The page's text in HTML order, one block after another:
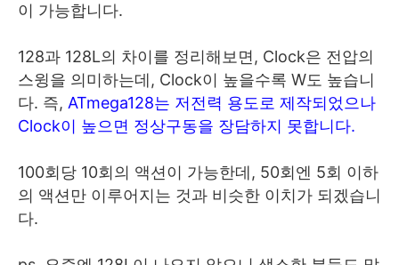
이 가능합니다.
128과 128L의 차이를 정리해보면, Clock은 전압의
스윙을 의미하는데, Clock이 높을수록 W도 높습니
다. 즉, ATmega128는 저전력 용도로 제작되었으나
Clock이 높으면 정상구동을 장담하지 못합니다.
100회당 10회의 액션이 가능한데, 50회엔 5회 이하
의 액션만 이루어지는 것과 비슷한 이치가 되겠습니
다.